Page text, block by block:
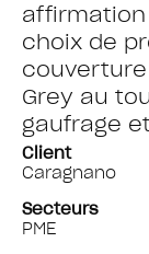
affirmation
choix de
couverture
Grey au
gaufrage
Client
Caragnano
Secteurs
PME